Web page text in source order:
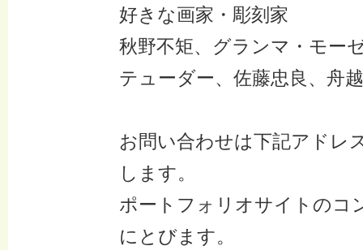
好きな画家・彫刻家
秋野不矩、グランマ・モー
テューダー、佐藤忠良、舟
お問い合わせは下記アドレ
します。
ポートフォリオサイトのコ
にとびます。